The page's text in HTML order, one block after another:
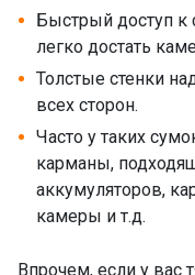
Быстрый доступ
легко достать
Толстые стенки
всех сторон.
Часто у таких
карманы,
аккумуляторов,
камеры и т.д.
Впрочем, если у вас